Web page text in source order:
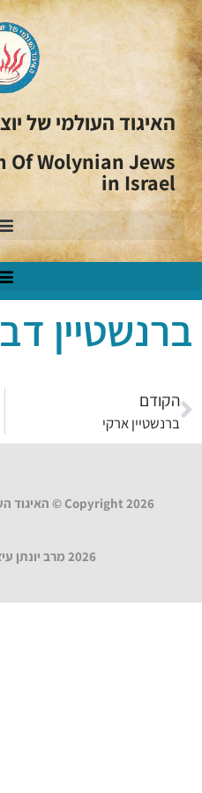
האיגוד העולמי של
Of Wolynian Jews
in Israel
ברנשטיין
הקודם
ברנשטיין ארקי
Copyright 2026 © האיגוד העולמי של יוצאי ווהלין בישראל
2026 מרב יונתן עיצוב ובניית אתרים